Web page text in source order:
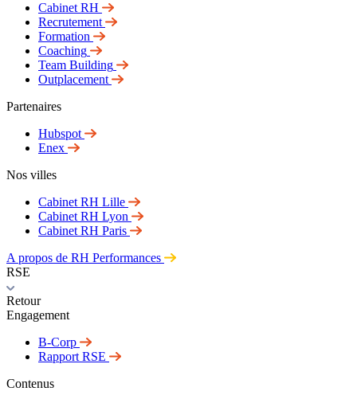
Cabinet RH
Recrutement
Formation
Coaching
Team Building
Outplacement
Partenaires
Hubspot
Enex
Nos villes
Cabinet RH Lille
Cabinet RH Lyon
Cabinet RH Paris
A propos de RH Performances
RSE
Retour
Engagement
B-Corp
Rapport RSE
Contenus